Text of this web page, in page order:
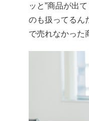
ッと”商品が出
のも扱ってるん
で売れなかった